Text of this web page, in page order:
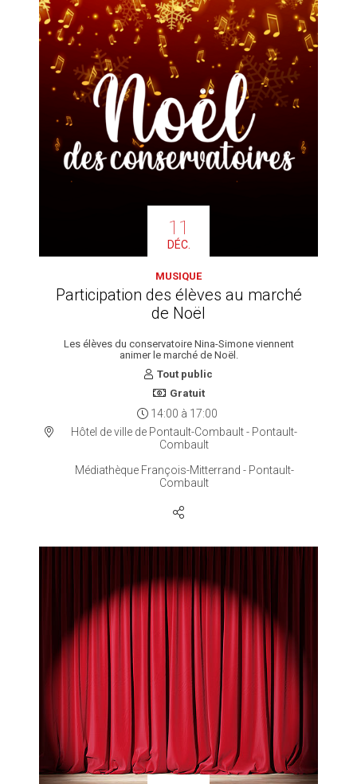
11
DÉC.
MUSIQUE
Participation des élèves au marché
de Noël
Les élèves du conservatoire Nina-Simone viennent
animer le marché de Noël.
Tout public
Gratuit
14:00 à 17:00
Hôtel de ville de Pontault-Combault - Pontault-
Combault
Médiathèque François-Mitterrand - Pontault-
Combault